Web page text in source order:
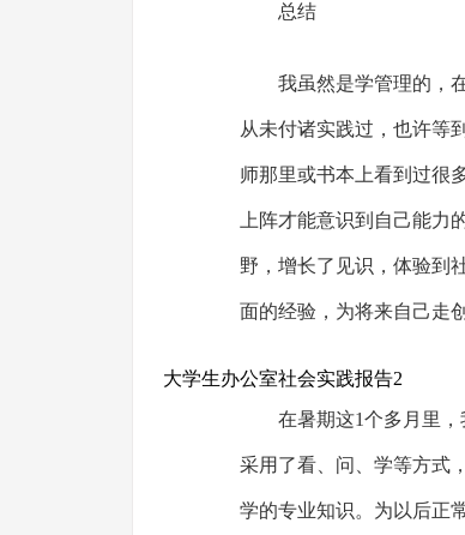
总结
我虽然是学管理的，
从未付诸实践过，也许等
师那里或书本上看到过很
上阵才能意识到自己能
野，增长了见识，体验到
面的经验，为将来自己走
大学生办公室社会实践报告2
在暑期这1个多月里
采用了看、问、学等方式
学的专业知识。为以后正